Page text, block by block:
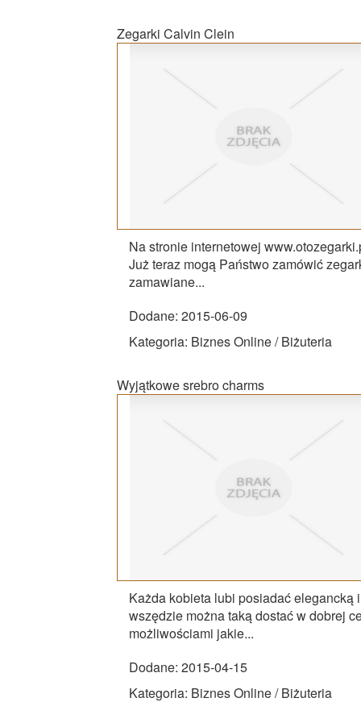
Zegarki Calvin Clein
Na stronie internetowej
Już teraz mogą Państwo zamówić
zamawiane...
Dodane: 2015-06-09
Kategoria: Biznes Online / Biżuteria
Wyjątkowe srebro charms
Każda kobieta lubi posiadać
wszędzie można taką dostać w dobrej
możliwościami jakie...
Dodane: 2015-04-15
Kategoria: Biznes Online / Biżuteria